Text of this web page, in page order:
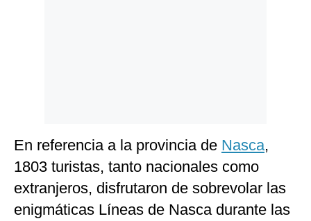
En referencia a la provincia de Nasca,
1803 turistas, tanto nacionales como
extranjeros, disfrutaron de sobrevolar las
enigmáticas Líneas de Nasca durante las